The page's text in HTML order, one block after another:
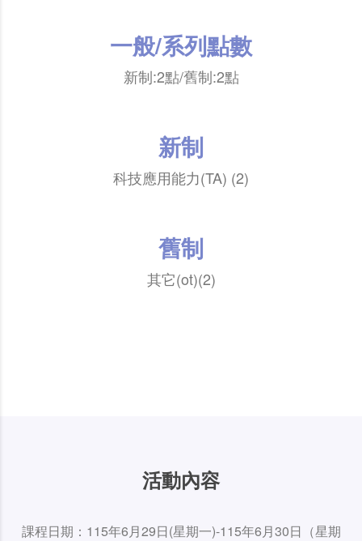
一般/系列點數
新制:2點/舊制:2點
新制
科技應用能力(TA) (2)
舊制
其它(ot)(2)
活動內容
課程日期：115年6月29日(星期一)-115年6月30日（星期